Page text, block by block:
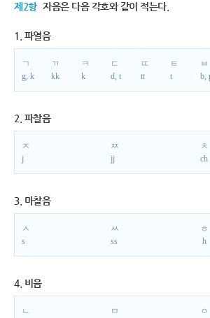
제2항 자음은 다음 각호와 같이 적는다.
1. 파열음
ㄱ
g, k
ㄲ
kk
ㅋ
k
ㄷ
d, t
ㄸ
tt
ㅌ
t
ㅂ
b,
2. 파찰음
ㅈ
j
ㅉ
jj
ㅊ
ch
3. 마찰음
ㅅ
s
ㅆ
ss
ㅎ
h
4. 비음
ㄴ
ㅁ
ㅇ